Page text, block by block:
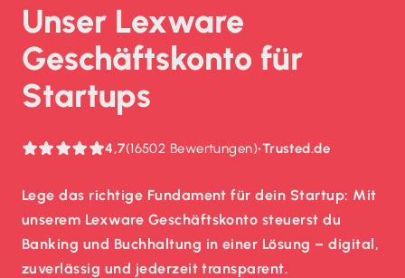
Unser Lexware
Geschäftskonto für
Startups
4,7(16502 Bewertungen)•Trusted.de
Lege das richtige Fundament für dein Startup: Mit
unserem Lexware Geschäftskonto steuerst du
Banking und Buchhaltung in einer Lösung – digital,
zuverlässig und jederzeit transparent.